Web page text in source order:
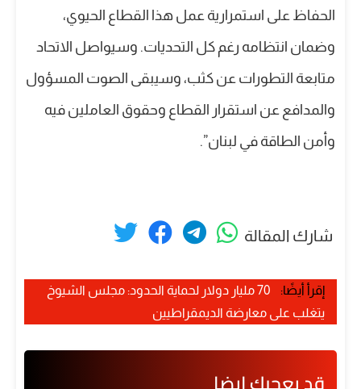
الحفاظ على استمرارية عمل هذا القطاع الحيوي،
وضمان انتظامه رغم كل التحديات. وسيواصل الاتحاد
متابعة التطورات عن كثب، وسيبقى الصوت المسؤول
والمدافع عن استقرار القطاع وحقوق العاملين فيه
وأمن الطاقة في لبنان”.
شارك المقالة
إقرأ أيضًا:
70 مليار دولار لحماية الحدود: مجلس الشيوخ
يتغلب على معارضة الديمقراطيين